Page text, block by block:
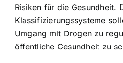
Risiken für die Gesundheit.
Klassifizierungssysteme
Umgang mit Drogen zu
öffentliche Gesundheit zu